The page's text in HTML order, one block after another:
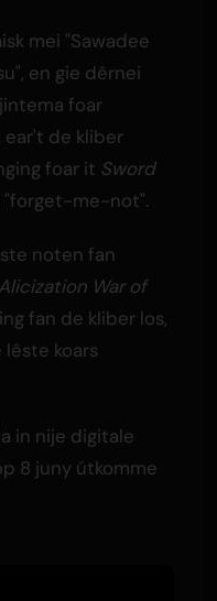
mei "Sawadee
en gie dêrnei
foar
ear't de kliber
foar it Sword
me-not".
noten fan
War of
fan de kliber los,
koars
in nije digitale
8 juny útkomme